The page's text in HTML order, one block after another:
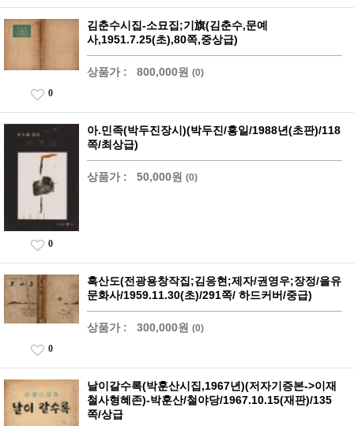
김춘수시집-소묘집;기旗(김춘수,문예
사,1951.7.25(초),80쪽,중상급)
상품가 : 800,000원 (0)
0
아.민족(박두진장시)(박두진/홍일/1988년(초판)/118
쪽/최상급)
상품가 : 50,000원 (0)
0
흑산도(전광용창작집;김응현;제자/권영우;장정/을유
문화사/1959.11.30(초)/291쪽/ 하드커버/중급)
상품가 : 300,000원 (0)
0
날이갈수록(박훈산시집,1967년)(저자기증본->이재
철사형혜존)-박훈산/철야당/1967.10.15(재판)/135
쪽/상급